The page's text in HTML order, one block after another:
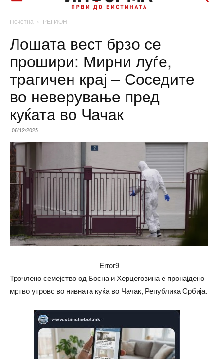
Почетна РЕГИОН
Лошата вест брзо се
прошири: Мирни луѓе,
трагичен крај – Соседите
во неверување пред
куќата во Чачак
06/12/2025
Error9
Трочлено семејство од Босна и Херцеговина е пронајдено
мртво утрово во нивната куќа во Чачак, Република Србија.